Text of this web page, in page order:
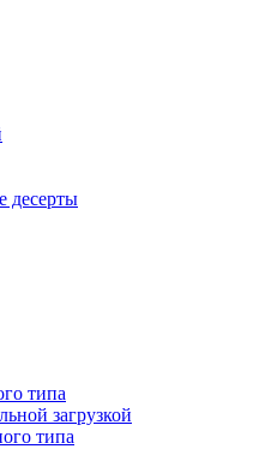
десерты
типа
загрузкой
типа